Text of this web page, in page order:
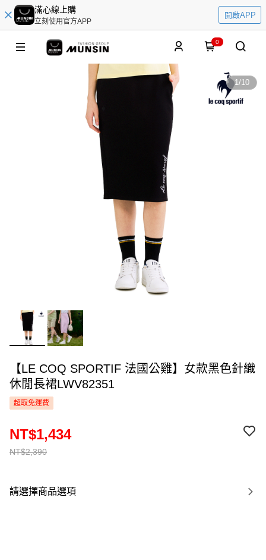
滿心線上購
立刻使用官方APP
開啟APP
0
1/10
【LE COQ SPORTIF 法國公雞】女款黑色針織
休閒長裙LWV82351
超取免運費
NT$2,390
NT$1,434
請選擇商品選項